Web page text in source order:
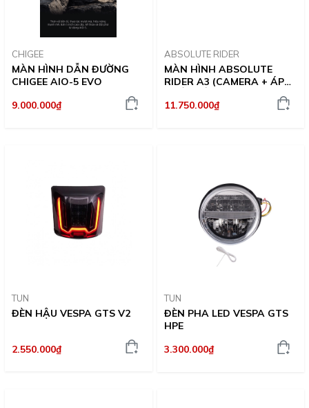
CHIGEE
MÀN HÌNH DẪN ĐƯỜNG
CHIGEE AIO-5 EVO
9.000.000₫
ABSOLUTE RIDER
MÀN HÌNH ABSOLUTE
RIDER A3 (CAMERA + ÁP
11.750.000₫
TUN
ĐÈN HẬU VESPA GTS V2
2.550.000₫
TUN
ĐÈN PHA LED VESPA GTS
HPE
3.300.000₫